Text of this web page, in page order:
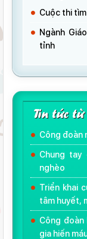
Cuộc thi
Ngành
tỉnh
Tin tức
Công
Chung
nghèo
Triển khai
tâm huyết,
Công
gia hiến